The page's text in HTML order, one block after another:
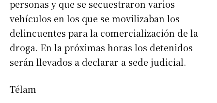
personas y que se secuestraron varios
vehículos en los que se movilizaban los
delincuentes para la comercialización de la
droga. En la próximas horas los detenidos
serán llevados a declarar a sede judicial.
Télam